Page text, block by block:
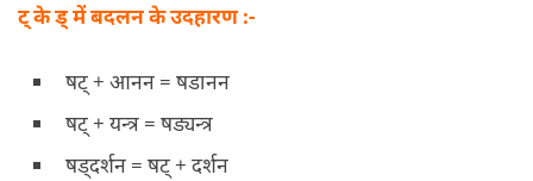
ट् के ड् में बदलन के उदहारण :-
षट् + आनन = षडानन
षट् + यन्त्र = षड्यन्त्र
षड्दर्शन = षट् + दर्शन